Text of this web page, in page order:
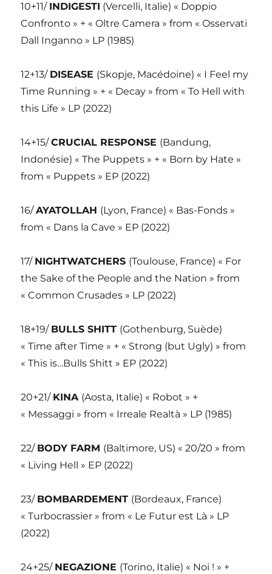
10+11/ INDIGESTI (Vercelli, Italie) « Doppio
Confronto » + « Oltre Camera » from « Osservati
Dall Inganno » LP (1985)
12+13/ DISEASE (Skopje, Macédoine) « I Feel my
Time Running » + « Decay » from « To Hell with
this Life » LP (2022)
14+15/CRUCIAL RESPONSE (Bandung,
Indonésie) « The Puppets » + « Born by Hate »
from « Puppets » EP (2022)
16/AYATOLLAH (Lyon, France) « Bas-Fonds »
from « Dans la Cave » EP (2022)
17/ NIGHTWATCHERS (Toulouse, France) « For
the Sake of the People and the Nation » from
« Common Crusades » LP (2022)
18+19/ BULLS SHITT (Gothenburg, Suède)
« Time after Time » + « Strong (but Ugly) » from
« This is…Bulls Shitt » EP (2022)
20+21/ KINA (Aosta, Italie) « Robot » +
« Messaggi » from « Irreale Realtà » LP (1985)
22/ BODY FARM (Baltimore, US) « 20/20 » from
« Living Hell » EP (2022)
23/ BOMBARDEMENT (Bordeaux, France)
« Turbocrassier » from « Le Futur est Là » LP
(2022)
24+25/ NEGAZIONE (Torino, Italie) « Noi ! » +